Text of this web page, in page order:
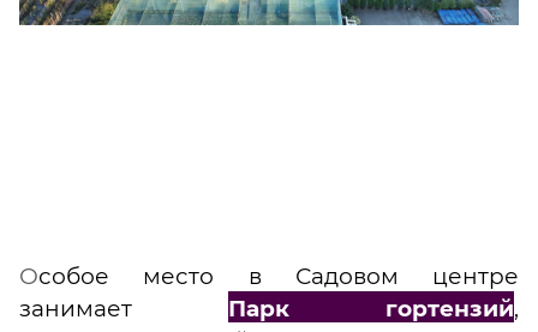
Особое место в Садовом центре
занимает
Парк гортензий,